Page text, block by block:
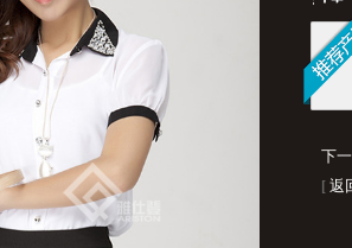
下
[ 返